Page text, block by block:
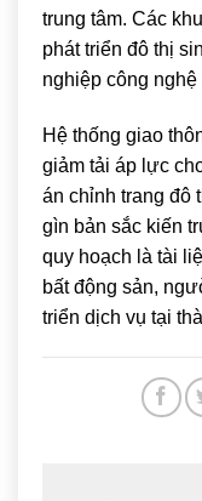
trung tâm. Các
phát triển đô thị
nghiệp công nghệ
Hệ thống giao
giảm tải áp lực
án chỉnh trang đô
gìn bản sắc kiến
quy hoạch là tài
bất động sản,
triển dịch vụ tại